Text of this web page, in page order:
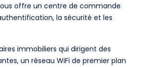
offre un centre de commande
la sécurité et les
immobiliers qui dirigent des
un réseau WiFi de premier plan